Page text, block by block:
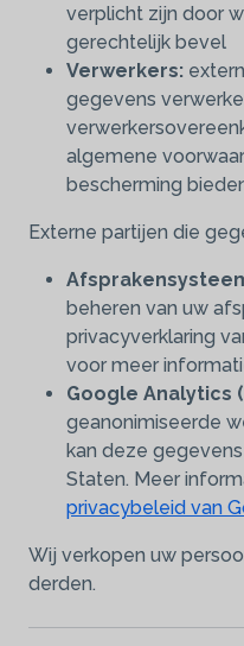
verplicht zijn door
gerechtelijk bevel
Verwerkers:
gegevens
algemene
bescherming
Externe partijen die
beheren van uw
privacyverklaring
voor meer
Google Analytics
geanonimiseerde
kan deze
Staten. Meer
privacybeleid van
Wij verkopen uw
derden.